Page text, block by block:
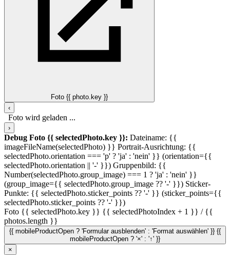
Foto {{ photo.key }}
‹
Foto wird geladen ...
›
Debug Foto {{ selectedPhoto.key }}: Dateiname: {{
imageFileName(selectedPhoto) }} Portrait-Ausrichtung: {{
selectedPhoto.orientation === 'p' ? 'ja' : 'nein' }} (orientation={{
selectedPhoto.orientation || '-' }}) Gruppenbild: {{
Number(selectedPhoto.group_image) === 1 ? 'ja' : 'nein' }}
(group_image={{ selectedPhoto.group_image ?? '-' }}) Sticker-
Punkte: {{ selectedPhoto.sticker_points ?? '-' }} (sticker_points={{
selectedPhoto.sticker_points ?? '-' }})
Foto {{ selectedPhoto.key }} {{ selectedPhotoIndex + 1 }} / {{
photos.length }}
{{ mobileProductOpen ? 'Formular ausblenden' : 'Format auswählen' }} {{
mobileProductOpen ? '×' : '↑' }}
×